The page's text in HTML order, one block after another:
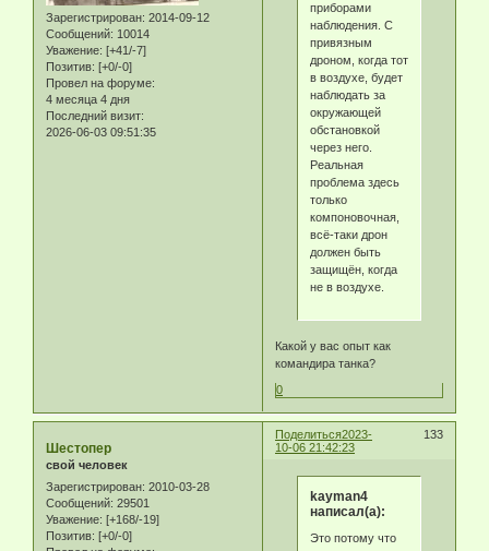
Зарегистрирован: 2014-09-12
Сообщений: 10014
Уважение: [+41/-7]
Позитив: [+0/-0]
Провел на форуме:
4 месяца 4 дня
Последний визит:
2026-06-03 09:51:35
приборами
наблюдения. С
привязным
дроном, когда тот
в воздухе, будет
наблюдать за
окружающей
обстановкой
через него.
Реальная
проблема здесь
только
компоновочная,
всё-таки дрон
должен быть
защищён, когда
не в воздухе.
Какой у вас опыт как
командира танка?
0
Поделиться 133
2023-
10-06 21:42:23
Шестопер
свой человек
Зарегистрирован: 2010-03-28
Сообщений: 29501
Уважение: [+168/-19]
Позитив: [+0/-0]
kayman4
написал(а):
Это потому что